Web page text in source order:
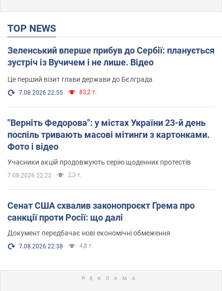
TOP NEWS
Зеленський вперше прибув до Сербії: планується
зустріч із Вучичем і не лише. Відео
Це перший візит глави держави до Бєлграда
7.08.2026 22:55 83,2 т.
"Верніть Федорова": у містах України 23-й день
поспіль тривають масові мітинги з картонками.
Фото і відео
Учасники акцій продовжують серію щоденних протестів
7.08.2026 22:22 2,3 т.
Сенат США схвалив законопроєкт Грема про
санкції проти Росії: що далі
Документ передбачає нові економічні обмеження
7.08.2026 22:38 4,8 т.